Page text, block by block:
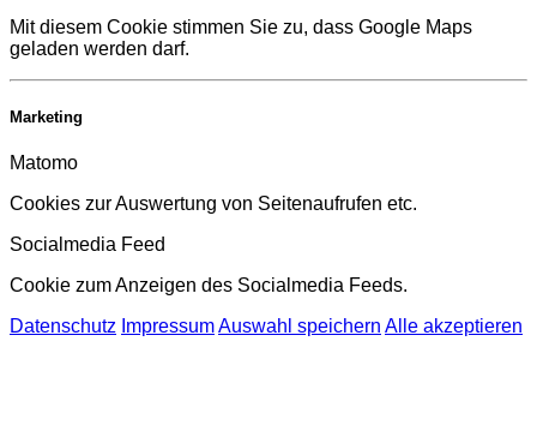
Mit diesem Cookie stimmen Sie zu, dass Google Maps
geladen werden darf.
Marketing
Matomo
Cookies zur Auswertung von Seitenaufrufen etc.
Socialmedia Feed
Cookie zum Anzeigen des Socialmedia Feeds.
Datenschutz ImpressumAuswahl speichern Alle akzeptieren